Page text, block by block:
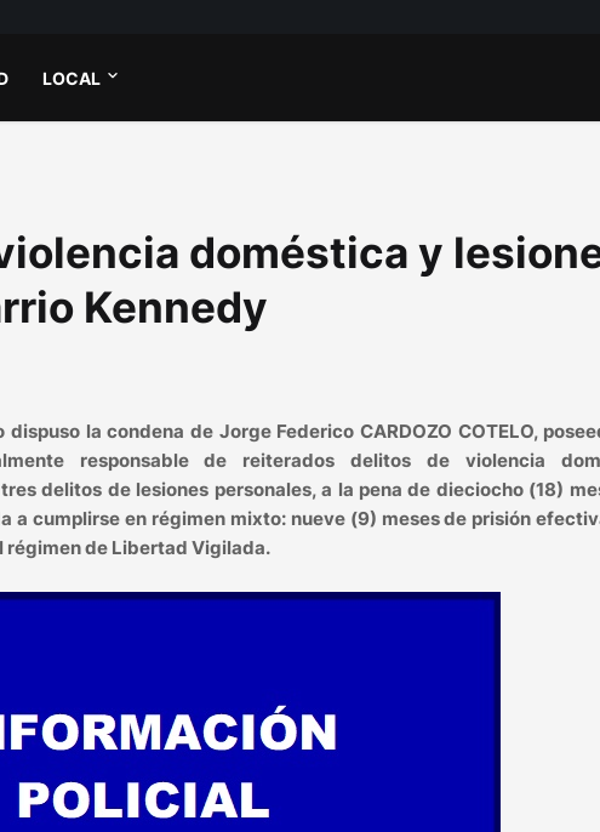
LOCAL
doméstica y
Kennedy
la condena de Jorge Federico CARDOZO COTELO,
responsable de reiterados delitos de violencia
delitos de lesiones personales, a la pena de dieciocho (18)
a cumplirse en régimen mixto: nueve (9) meses de prisión
régimen de Libertad Vigilada.